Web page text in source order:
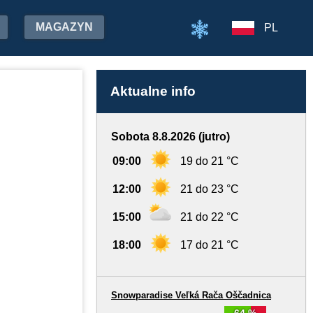
MAGAZYN PL
Aktualne info
Sobota 8.8.2026 (jutro)
09:00 19 do 21 °C
12:00 21 do 23 °C
15:00 21 do 22 °C
18:00 17 do 21 °C
Snowparadise Veľká Rača Oščadnica